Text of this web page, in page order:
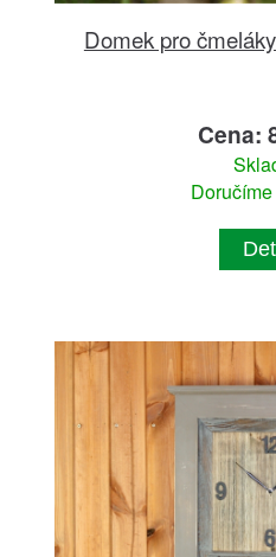
Domek pro
Cena: